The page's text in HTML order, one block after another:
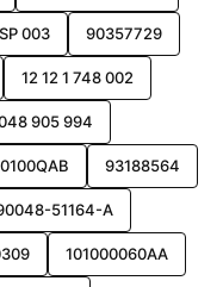
003 90357729
12 12 1 748 002
905 994
93188564
51164-A
101000060AA